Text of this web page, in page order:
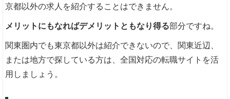
京都以外の求人を紹介することはできません。
メリットにもなればデメリットともなり得る部分ですね。
関東圏内でも東京都以外は紹介できないので、関東近辺、
または地方で探している方は、全国対応の転職サイトを活
用しましょう。